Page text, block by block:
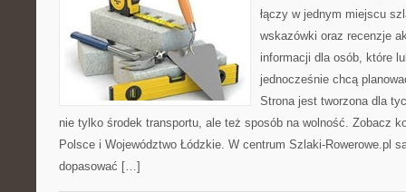
łączy w jednym miejscu
wskazówki oraz recenzje
informacji dla osób, które
jednocześnie chcą
Strona jest tworzona dla
nie tylko środek transportu, ale też sposób na wolność. Zobacz
Polsce i Województwo Łódzkie. W centrum Szlaki-Rowerowe.pl
dopasować […]